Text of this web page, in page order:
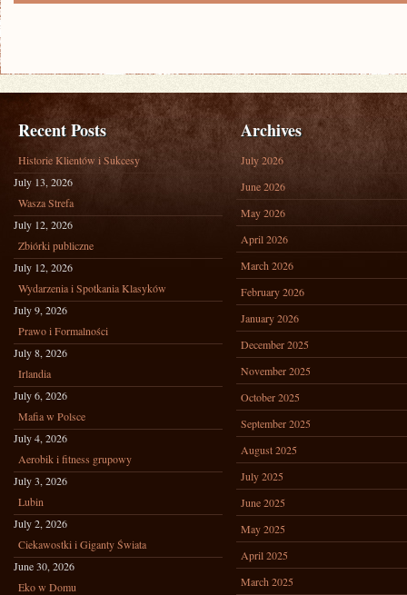
Recent Posts
Historie Klientów i Sukcesy
July 13, 2026
Wasza Strefa
July 12, 2026
Zbiórki publiczne
July 12, 2026
Wydarzenia i Spotkania Klasyków
July 9, 2026
Prawo i Formalności
July 8, 2026
Irlandia
July 6, 2026
Mafia w Polsce
July 4, 2026
Aerobik i fitness grupowy
July 3, 2026
Lubin
July 2, 2026
Ciekawostki i Giganty Świata
June 30, 2026
Eko w Domu
Archives
July 2026
June 2026
May 2026
April 2026
March 2026
February 2026
January 2026
December 2025
November 2025
October 2025
September 2025
August 2025
July 2025
June 2025
May 2025
April 2025
March 2025